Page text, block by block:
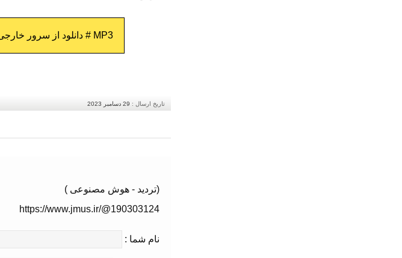
MP3 # دانلود از سرور خارجی { لینک کمکی }
تاریخ ارسال :
(تردید - هوش مصنوعی )
https://www.jmus.ir/@190303124
نام شما :